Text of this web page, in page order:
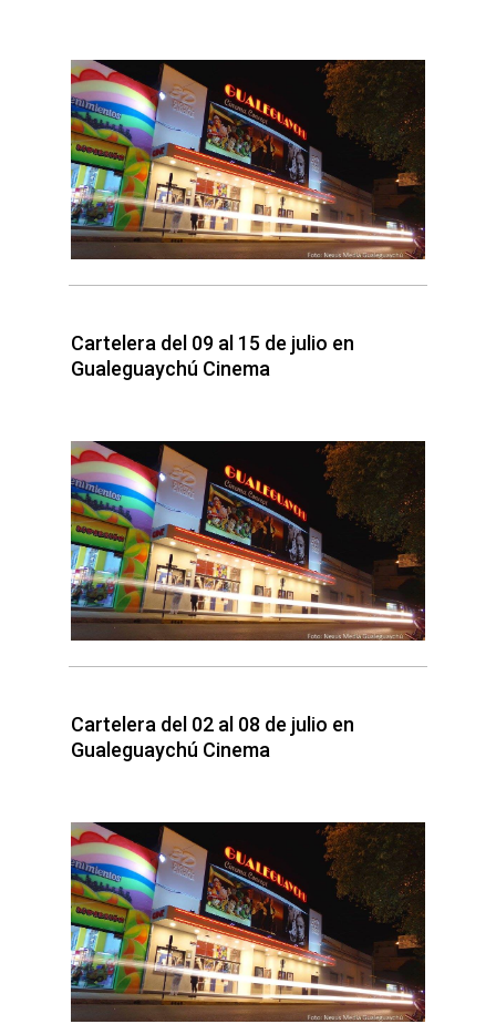
Cartelera del 09 al 15 de julio en
Gualeguaychú Cinema
Cartelera del 02 al 08 de julio en
Gualeguaychú Cinema